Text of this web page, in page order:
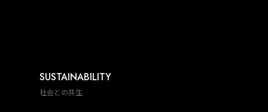
SUSTAINABILITY
社会との共生